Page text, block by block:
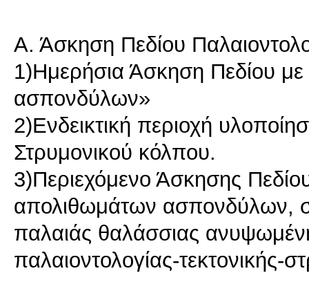
Α. Άσκηση Πεδίου
1)Ημερήσια Άσκηση Πεδίου με
ασπονδύλων»
2)Ενδεικτική περιοχή
Στρυμονικού κόλπου.
3)Περιεχόμενο Άσκησης
απολιθωμάτων ασπονδύλων,
παλαιάς θαλάσσιας
παλαιοντολογίας-